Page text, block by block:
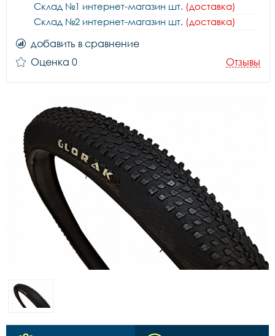
Склад №1 интернет-магазин шт. (доставка)
Склад №2 интернет-магазин шт. (доставка)
добавить в сравнение
Оценка 0
Отзывы